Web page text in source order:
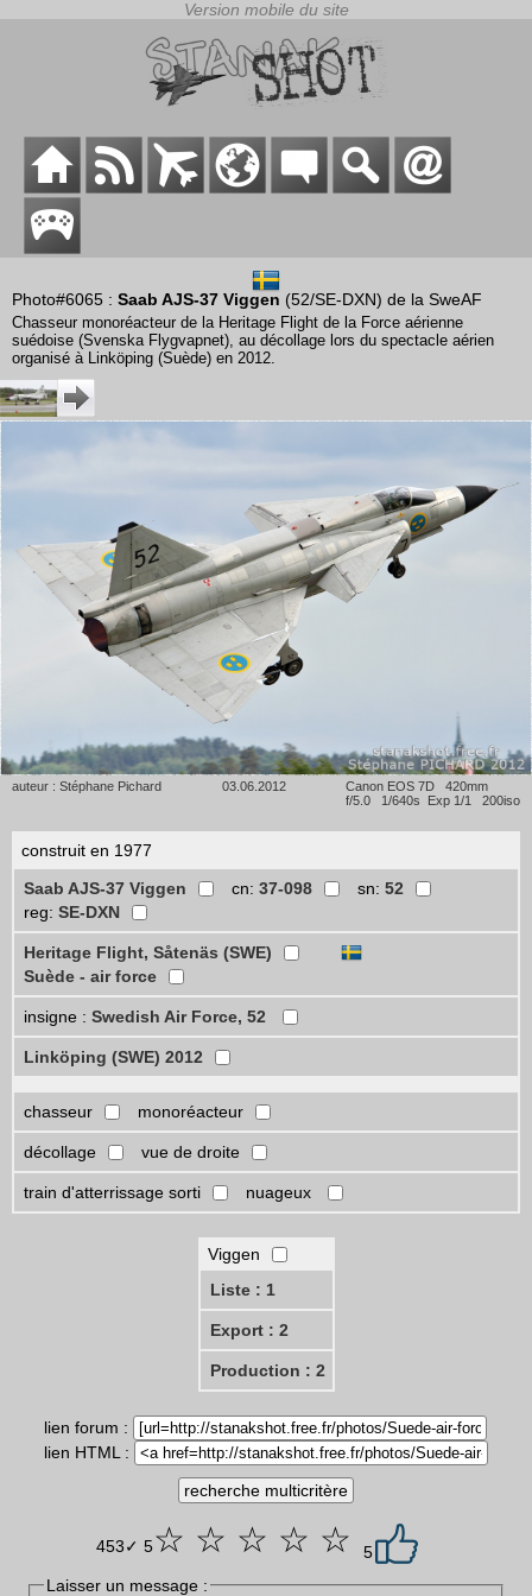
Photo#6065 : Saab AJS-37 Viggen (52/SE-DXN) de la SweAF
Chasseur monoréacteur de la Heritage Flight de la Force aérienne
suédoise (Svenska Flygvapnet), au décollage lors du spectacle aérien
organisé à Linköping (Suède) en 2012.
auteur : Stéphane Pichard 03.06.2012
Canon EOS 7D 420mm
f/5.0 1/640s Exp 1/1 200iso
construit en 1977
Saab AJS-37 Viggen
cn: 37-098 sn: 52
reg: SE-DXN
Heritage Flight, Såtenäs (SWE)
Suède - air force
insigne : Swedish Air Force, 52
Linköping (SWE) 2012
chasseur monoréacteur
décollage vue de droite
train d'atterrissage sorti nuageux
Viggen
Liste : 1
Export : 2
Production : 2
lien forum :
lien HTML :
453✓ 5☆ ☆ ☆ ☆ ☆
5
Laisser un message :